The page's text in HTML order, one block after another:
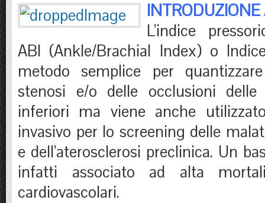
L’indice
ABI (Ankle/Brachial Index) o
metodo semplice per
stenosi e/o delle occlusioni
inferiori ma viene anche
invasivo per lo screening delle
e dell’aterosclerosi preclinica. Un
infatti associato ad alta
cardiovascolari.